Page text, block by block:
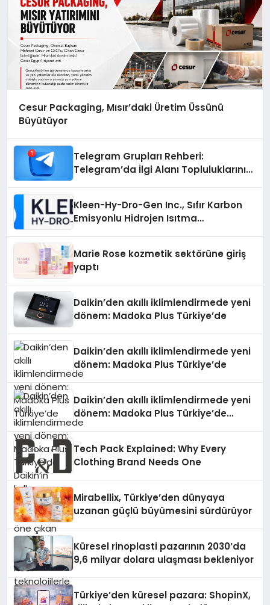
Cesur Packaging, Mısır’daki Üretim Üssünü
Büyütüyor
Telegram Grupları Rehberi:
Telegram’da İlgi Alanı Topluluklarını
Kleen-Hy-Dro-Gen Inc., Sıfır Karbon
Emisyonlu Hidrojen Isıtma
Marie Rose kozmetik sektörüne giriş
yaptı
Daikin’den akıllı iklimlendirmede yeni
dönem: Madoka Plus Türkiye’de
Daikin’den akıllı iklimlendirmede yeni
dönem: Madoka Plus Türkiye’de
Daikin’den akıllı iklimlendirmede yeni
dönem: Madoka Plus Türkiye’de
Daikin’in kullanıcı dostu tasarımıyla
teknolojilerle donatılmış son modeli
VRV kontrol ünitesi Madoka Plus
Türkiye’de satışa sunuldu. Tam
dokunmatik ekranı, mobil uygulama
desteği ve akıllı sensör entegrasyonu
sayesinde iklimlendirme sistemlerinin
yönetimini daha kolay, konforlu ve
verimli hale getiriyor. Enerji
verimliliğini artırırken modern yaşam
Tech Pack Explained: Why Every
Clothing Brand Needs One
Mirabellix, Türkiye’den dünyaya
uzanan güçlü büyümesini sürdürüyor
Küresel rinoplasti pazarının 2030’da
9,6 milyar dolara ulaşması bekleniyor
Türkiye’den küresel pazara: ShopinX,